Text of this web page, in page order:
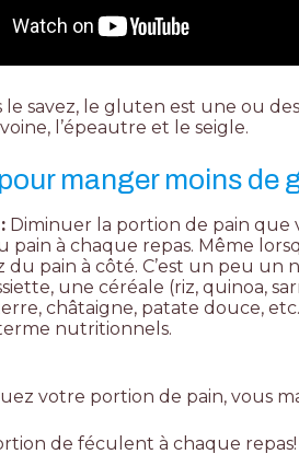
le savez, le gluten est une ou
l’épeautre et le seigle.
manger moins de
Diminuer la portion de pain que
pain à chaque repas. Même
du pain à côté. C’est un peu un
une céréale (riz, quinoa,
châtaigne, patate douce,
nutritionnels.
votre portion de pain, vous
de féculent à chaque